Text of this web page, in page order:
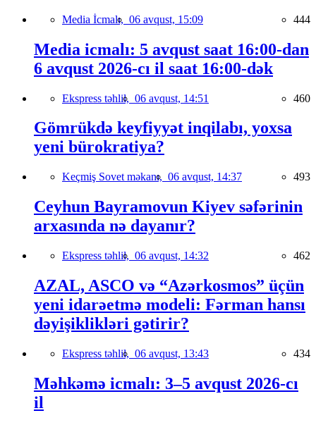
Media İcmalı, 06 avqust, 15:09 444
Media icmalı: 5 avqust saat 16:00-dan
6 avqust 2026-cı il saat 16:00-dək
Ekspress təhlil, 06 avqust, 14:51 460
Gömrükdə keyfiyyət inqilabı, yoxsa
yeni bürokratiya?
Keçmiş Sovet məkanı, 06 avqust, 14:37 493
Ceyhun Bayramovun Kiyev səfərinin
arxasında nə dayanır?
Ekspress təhlil, 06 avqust, 14:32 462
AZAL, ASCO və “Azərkosmos” üçün
yeni idarəetmə modeli: Fərman hansı
dəyişiklikləri gətirir?
Ekspress təhlil, 06 avqust, 13:43 434
Məhkəmə icmalı: 3–5 avqust 2026-cı
il